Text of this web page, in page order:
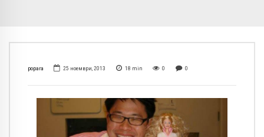
popara 25 ноември, 2013 18 min 0 0